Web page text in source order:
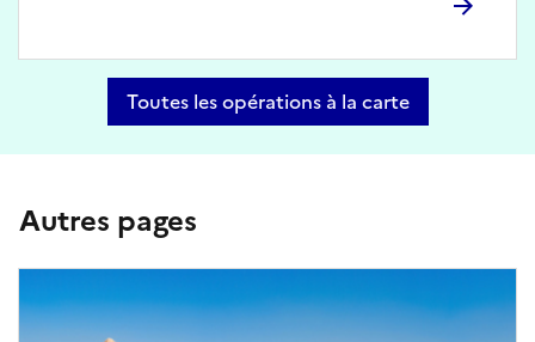
Toutes les opérations à la carte
Autres pages